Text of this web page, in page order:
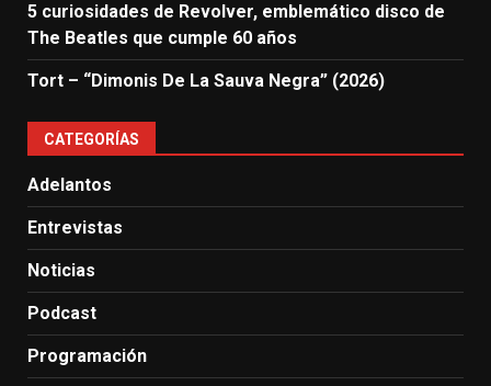
5 curiosidades de Revolver, emblemático disco de
The Beatles que cumple 60 años
Tort – “Dimonis De La Sauva Negra” (2026)
CATEGORÍAS
Adelantos
Entrevistas
Noticias
Podcast
Programación